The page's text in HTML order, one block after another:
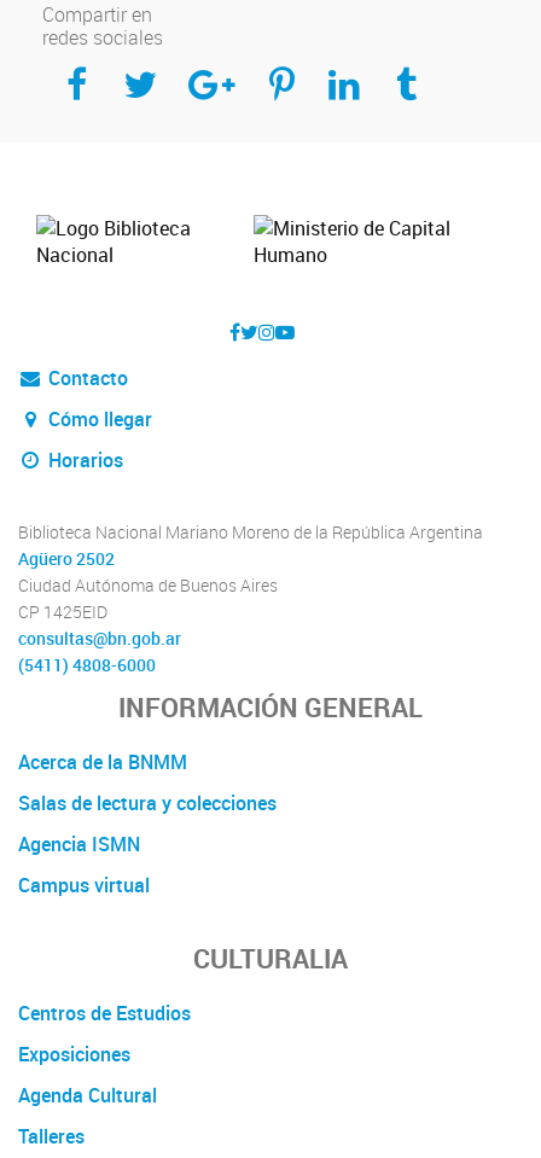
Compartir en
redes sociales
Compartir en Facebook Compartir en Twitter Compartir en Google Plus Compartir en Pinterest Compartir en Linkedin Compartir en Tumblr
Contacto
Cómo llegar
Horarios
Biblioteca Nacional Mariano Moreno de la República Argentina
Agüero 2502
Ciudad Autónoma de Buenos Aires
CP 1425EID
consultas@bn.gob.ar
(5411) 4808-6000
INFORMACIÓN GENERAL
Acerca de la BNMM
Salas de lectura y colecciones
Agencia ISMN
Campus virtual
CULTURALIA
Centros de Estudios
Exposiciones
Agenda Cultural
Talleres